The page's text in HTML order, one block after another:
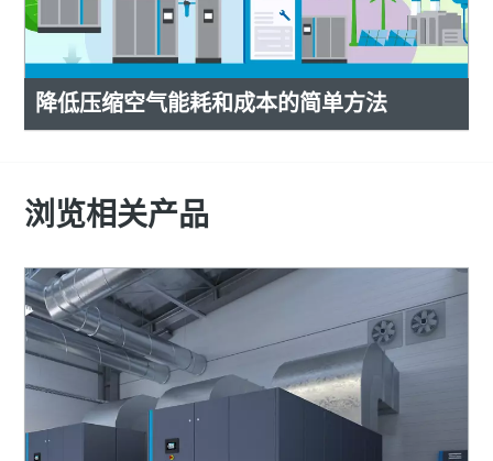
降低压缩空气能耗和成本的简单方法
浏览相关产品